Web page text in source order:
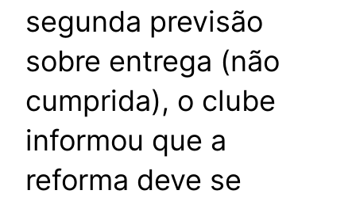
segunda previsão
sobre entrega (não
cumprida), o clube
informou que a
reforma deve se